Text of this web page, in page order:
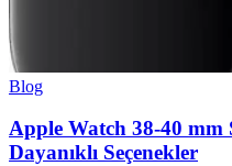
Blog
Apple Watch 38-40 mm
Dayanıklı Seçenekler